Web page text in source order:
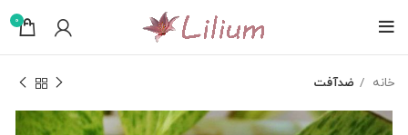
0
خانه ضدآفت